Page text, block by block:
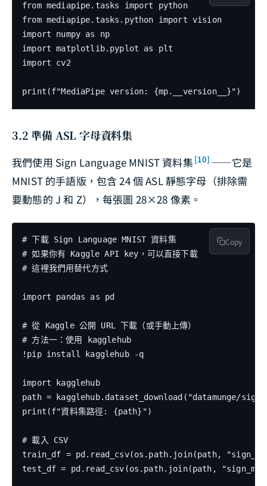
from mediapipe.tasks import python
from mediapipe.tasks.python import vision
import numpy as np
import matplotlib.pyplot as plt
import cv2
3.2 準備 ASL 字母資料集
我們使用 Sign Language MNIST 資料集 [10] ——它是
MNIST 的手語版，包含 24 個 ASL 靜態字母（排除需
要動態的 J 和 Z），每張圖 28×28 像素。
# 下載 Sign Language MNIST 資料集
# 如果你有 Kaggle API key，可以直接下載
# 這裡我們用替代方式
import pandas as pd
# 從 Kaggle 公開 URL 下載（或手動上傳）
# 方法一：使用 kagglehub
!pip install kagglehub -q
import kagglehub
path = kagglehub.dataset_download("datamunge/
print(f"資料集路徑: {path}")
# 載入 CSV
train_df = pd.read_csv(os.path.join(path,
test_df = pd.read_csv(os.path.join(path,
Copy